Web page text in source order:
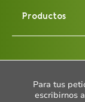
Productos
Para tus
escribirnos